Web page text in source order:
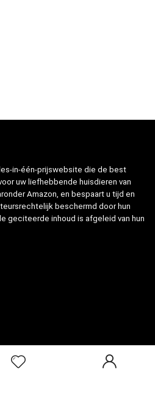
in-één-prijswebsite die de best
uw liefhebbende huisdieren van
Amazon, en bespaart u tijd en
beschermd door hun
geciteerde inhoud is afgeleid van hun